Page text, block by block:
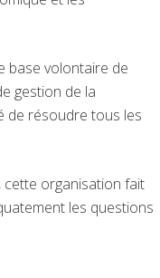
base volontaire de
gestion de la
de résoudre tous les
cette organisation fait
les questions